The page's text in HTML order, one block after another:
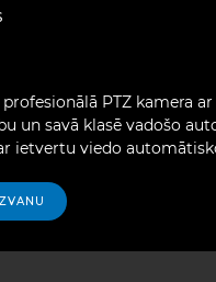
PTZ kamera ar
un savā klasē vadošo
ietvertu viedo